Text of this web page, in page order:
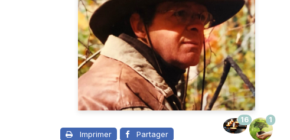
Imprimer Partager
16 1